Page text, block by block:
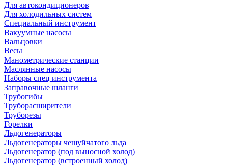
Для автокондиционеров
Для холодильных систем
Специальный инструмент
Вакуумные насосы
Вальцовки
Весы
Манометрические станции
Маслянные насосы
Наборы спец инструмента
Заправочные шланги
Трубогибы
Труборасширители
Труборезы
Горелки
Льдогенераторы
Льдогенераторы чешуйчатого льда
Льдогенератор (под выносной холод)
Льдогенератор (встроенный холод)